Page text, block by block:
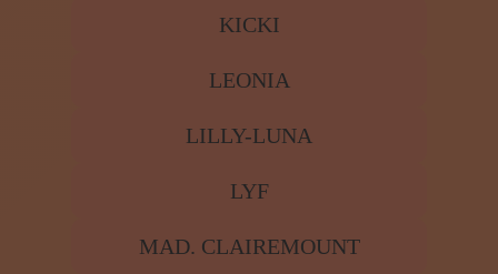
KICKI
LEONIA
LILLY-LUNA
LYF
MAD. CLAIREMOUNT